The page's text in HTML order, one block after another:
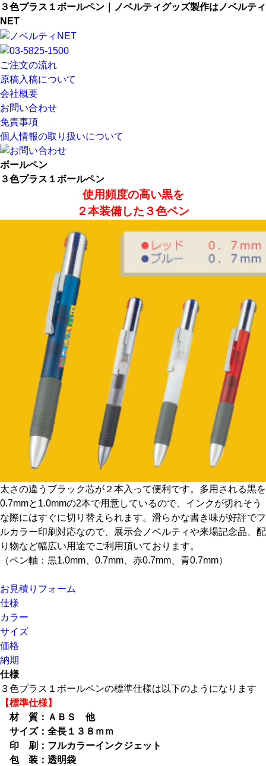
３色プラス１ボールペン｜ノベルティグッズ製作はノベルティ
NET
ご注文の流れ
原稿入稿について
会社概要
お問い合わせ
免責事項
個人情報の取り扱いについて
ボールペン
３色プラス１ボールペン
使用頻度の高い黒を
２本装備した３色ペン
太さの違うブラック芯が２本入って便利です。多用される黒を
0.7mmと1.0mmの2本で用意しているので、インクが切れそう
な際にはすぐに切り替えられます。滑らかな書き味が好評でフ
ルカラー印刷対応なので、展示会ノベルティや来場記念品、配
り物など幅広い用途でご利用頂いております。
（ペン軸：黒1.0mm、0.7mm、赤0.7mm、青0.7mm）
お見積りフォーム
仕様
カラー
サイズ
価格
納期
仕様
３色プラス１ボールペンの標準仕様は以下のようになります
【標準仕様】
材 質：ＡＢＳ 他
サイズ：全長１３８ｍｍ
印 刷：フルカラーインクジェット
包 装：透明袋